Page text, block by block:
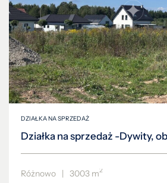
DZIAŁKA NA SPRZEDAŻ
Działka na sprzedaż -Dywity,
Różnowo | 3003 m2